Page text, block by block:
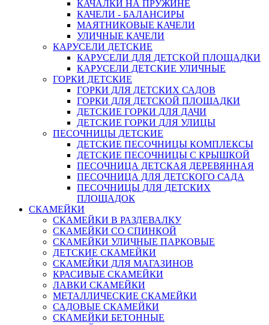
КАЧАЛКИ НА ПРУЖИНЕ
КАЧЕЛИ - БАЛАНСИРЫ
МАЯТНИКОВЫЕ КАЧЕЛИ
УЛИЧНЫЕ КАЧЕЛИ
КАРУСЕЛИ ДЕТСКИЕ
КАРУСЕЛИ ДЛЯ ДЕТСКОЙ ПЛОЩАДКИ
КАРУСЕЛИ ДЕТСКИЕ УЛИЧНЫЕ
ГОРКИ ДЕТСКИЕ
ГОРКИ ДЛЯ ДЕТСКИХ САДОВ
ГОРКИ ДЛЯ ДЕТСКОЙ ПЛОЩАДКИ
ДЕТСКИЕ ГОРКИ ДЛЯ ДАЧИ
ДЕТСКИЕ ГОРКИ ДЛЯ УЛИЦЫ
ПЕСОЧНИЦЫ ДЕТСКИЕ
ДЕТСКИЕ ПЕСОЧНИЦЫ КОМПЛЕКСЫ
ДЕТСКИЕ ПЕСОЧНИЦЫ С КРЫШКОЙ
ПЕСОЧНИЦА ДЕТСКАЯ ДЕРЕВЯННАЯ
ПЕСОЧНИЦА ДЛЯ ДЕТСКОГО САДА
ПЕСОЧНИЦЫ ДЛЯ ДЕТСКИХ
ПЛОЩАДОК
СКАМЕЙКИ
СКАМЕЙКИ В РАЗДЕВАЛКУ
СКАМЕЙКИ СО СПИНКОЙ
СКАМЕЙКИ УЛИЧНЫЕ ПАРКОВЫЕ
ДЕТСКИЕ СКАМЕЙКИ
СКАМЕЙКИ ДЛЯ МАГАЗИНОВ
КРАСИВЫЕ СКАМЕЙКИ
ЛАВКИ СКАМЕЙКИ
МЕТАЛЛИЧЕСКИЕ СКАМЕЙКИ
САДОВЫЕ СКАМЕЙКИ
СКАМЕЙКИ БЕТОННЫЕ